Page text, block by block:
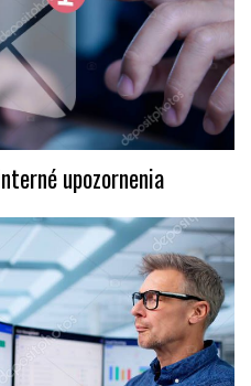
upozornenia